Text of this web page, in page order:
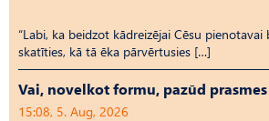
“Labi, ka beidzot kādreizējai Cēsu pienotavai
skatīties, kā tā ēka pārvērtusies […]
Vai, novelkot formu, pazūd prasmes
15:08, 5. Aug, 2026